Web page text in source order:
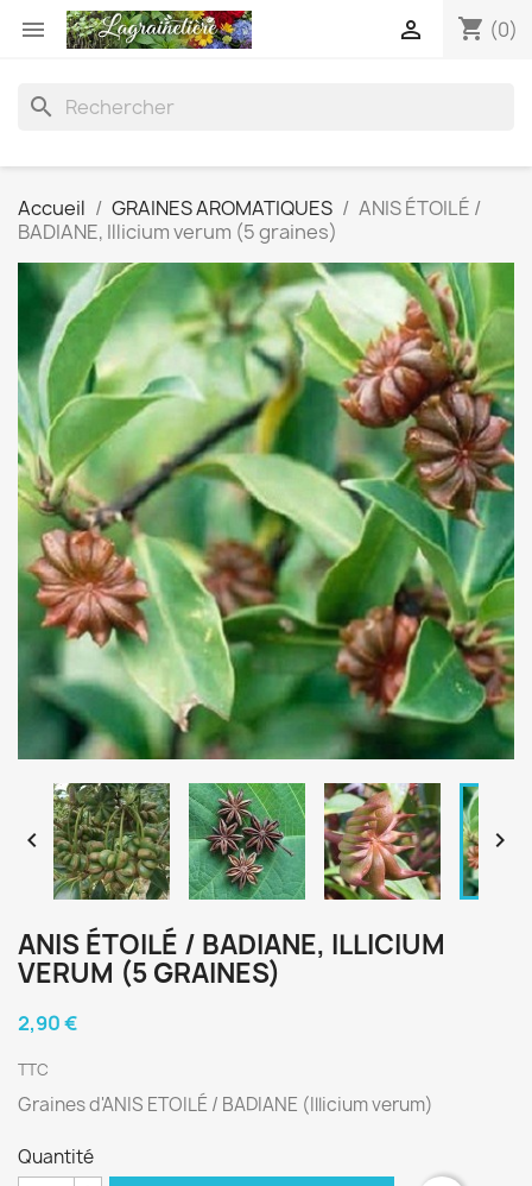
 shopping_cart (0)

search
Accueil GRAINES AROMATIQUES
ANIS ÉTOILÉ /
BADIANE, Illicium verum (5 graines)
 
ANIS ÉTOILÉ / BADIANE, ILLICIUM
VERUM (5 GRAINES)
2,90 €
TTC
Graines d'ANIS ETOILÉ / BADIANE (Illicium verum)
Quantité